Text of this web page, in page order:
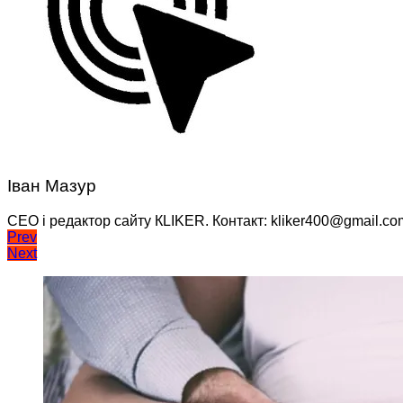
Іван Мазур
CEO і редактор сайту КLIKER. Контакт:
Навігація
записів
Prev
Next